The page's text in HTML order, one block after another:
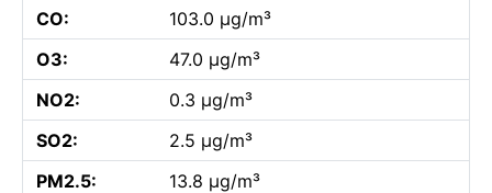
CO:
103.0 µg/m³
O3:
47.0 µg/m³
NO2:
0.3 µg/m³
SO2:
2.5 µg/m³
PM2.5:
13.8 µg/m³